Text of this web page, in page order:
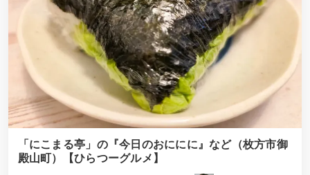
「にこまる亭」の『今日のおににに』など（枚方市御
殿山町）【ひらつーグルメ】